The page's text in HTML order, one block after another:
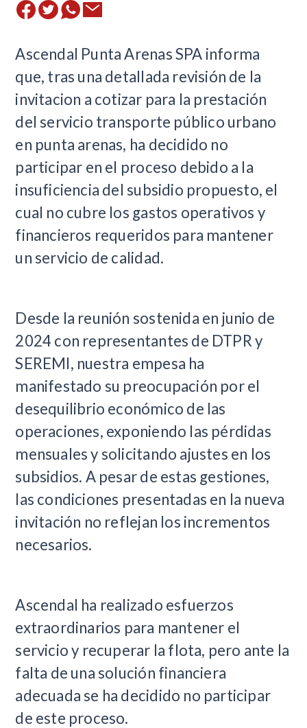
​Ascendal Punta Arenas SPA informa
que, tras una detallada revisión de la
invitacion a cotizar para la prestación
del servicio transporte público urbano
en punta arenas, ha decidido no
participar en el proceso debido a la
insuficiencia del subsidio propuesto, el
cual no cubre los gastos operativos y
financieros requeridos para mantener
un servicio de calidad.
Desde la reunión sostenida en junio de
2024 con representantes de DTPR y
SEREMI, nuestra empesa ha
manifestado su preocupación por el
desequilibrio económico de las
operaciones, exponiendo las pérdidas
mensuales y solicitando ajustes en los
subsidios. A pesar de estas gestiones,
las condiciones presentadas en la nueva
invitación no reflejan los incrementos
necesarios.
Ascendal ha realizado esfuerzos
extraordinarios para mantener el
servicio y recuperar la flota, pero ante la
falta de una solución financiera
adecuada se ha decidido no participar
de este proceso.